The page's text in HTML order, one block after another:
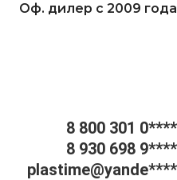
Оф. дилер с 2009 года
8 800 301 0****
8 930 698 9****
plastime@yande****